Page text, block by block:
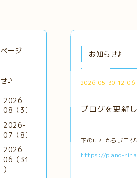
お知らせ♪
2026-05-30
ブログを更新
下のURLからブロ
https://piano-
ージ
♪
2026-
08（3）
2026-
07（8）
2026-
06（31
）